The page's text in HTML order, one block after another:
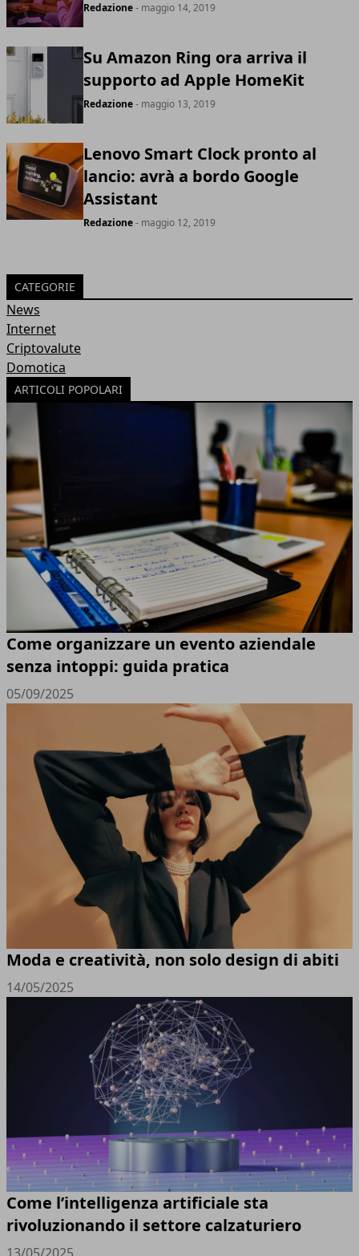
Redazione- maggio 14, 2019
Su Amazon Ring ora arriva il
supporto ad Apple HomeKit
Redazione- maggio 13, 2019
Lenovo Smart Clock pronto al
lancio: avrà a bordo Google
Assistant
Redazione- maggio 12, 2019
CATEGORIE
News
Internet
Criptovalute
Domotica
ARTICOLI POPOLARI
Come organizzare un evento aziendale
senza intoppi: guida pratica
05/09/2025
Moda e creatività, non solo design di abiti
14/05/2025
Come l’intelligenza artificiale sta
rivoluzionando il settore calzaturiero